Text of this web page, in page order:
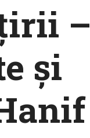
–
şi